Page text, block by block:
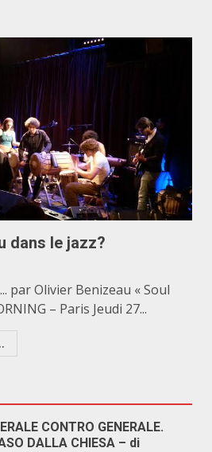
dans le jazz?
par Olivier Benizeau « Soul
– Paris Jeudi 27...
CONTRO GENERALE.
DALLA CHIESA – di